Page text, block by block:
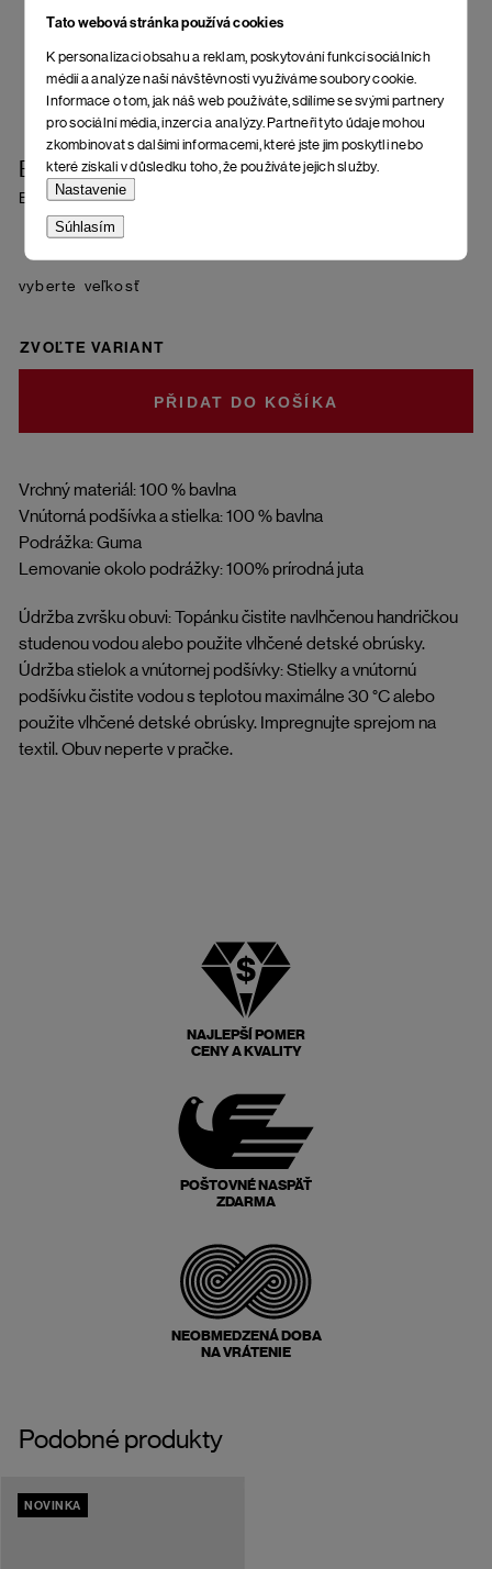
Tato webová stránka používá cookies
K personalizaci obsahu a reklam, poskytování funkcí sociálních
médií a analýze naší návštěvnosti využíváme soubory cookie.
Informace o tom, jak náš web používáte, sdílíme se svými partnery
pro sociální média, inzerci a analýzy. Partneři tyto údaje mohou
zkombinovat s dalšími informacemi, které jste jim poskytli nebo
které získali v důsledku toho, že používáte jejich služby.
Nastavenie
Súhlasím
Espadrilky Letia
Banana
Vrchný materiál: 100 % bavlna
Vnútorná podšívka a stielka: 100 % bavlna
Podrážka: Guma
Lemovanie okolo podrážky: 100% prírodná juta
Údržba zvršku obuvi: Topánku čistite navlhčenou handričkou
studenou vodou alebo použite vlhčené detské obrúsky.
Údržba stielok a vnútornej podšívky: Stielky a vnútornú
podšívku čistite vodou s teplotou maximálne 30 °C alebo
použite vlhčené detské obrúsky. Impregnujte sprejom na
textil. Obuv neperte v pračke.
veľkosť
ZVOĽTE VARIANT
DO KOŠÍKA
NAJLEPŠÍ POMER
CENY A KVALITY
POŠTOVNÉ NASPÄŤ
ZDARMA
NEOBMEDZENÁ DOBA
NA VRÁTENIE
Podobné produkty
NOVINKA